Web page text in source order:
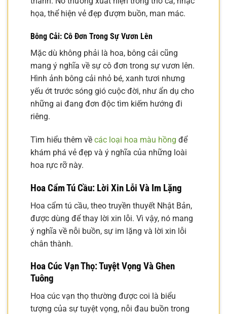
họa, thể hiện vẻ đẹp đượm buồn, man mác.
Bông Cải: Cô Đơn Trong Sự Vươn Lên
Mặc dù không phải là hoa, bông cải cũng
mang ý nghĩa về sự cô đơn trong sự vươn lên.
Hình ảnh bông cải nhỏ bé, xanh tươi nhưng
yếu ớt trước sóng gió cuộc đời, như ẩn dụ cho
những ai đang đơn độc tìm kiếm hướng đi
riêng.
Tìm hiểu thêm về các loại hoa màu hồng để
khám phá vẻ đẹp và ý nghĩa của những loài
hoa rực rỡ này.
Hoa Cẩm Tú Cầu: Lời Xin Lỗi Và Im Lặng
Hoa cẩm tú cầu, theo truyền thuyết Nhật Bản,
được dùng để thay lời xin lỗi. Vì vậy, nó mang
ý nghĩa về nỗi buồn, sự im lặng và lời xin lỗi
chân thành.
Hoa Cúc Vạn Thọ: Tuyệt Vọng Và Ghen
Tuông
Hoa cúc vạn thọ thường được coi là biểu
tượng của sự tuyệt vọng, nỗi đau buồn trong